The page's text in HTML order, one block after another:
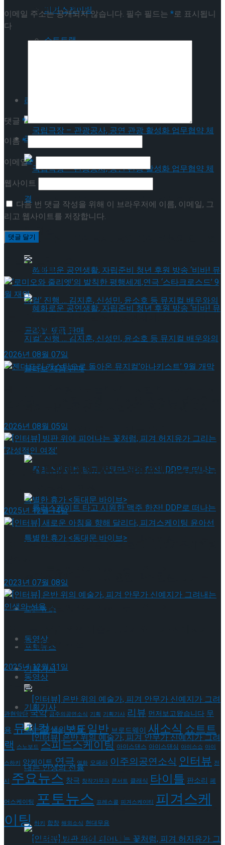
피겨스케이팅
쇼트트랙
라이프스타일
국립극장 – 관광공사, 공연 관광 활성화 업무협
약 체결
혜화로운 공연생활, 자립준비 청년 후원 방송
뮤지컬 배우와의 콜라보 제품 판매
롤러스케이트 타고 시원한 맥주 한잔! DDP로 떠
포토뉴스
동영상
기획기사
[인터뷰] 은반 위의 예술가, 피겨 안무가 신예지
가 그려내는 인생의 선율
Trending Tags
라이프스타일
국립극장 – 관광공사, 공연 관광 활성화 업무협
약 체결
‘비바! 뮤지컬’ 진행 … 김지훈, 신성민, 윤소호 등
뮤지컬 배우와의 콜라보 제품 판매
롤러스케이트 타고 시원한 맥주 한잔! DDP로 떠
나는 특별한 휴가 <동대문 바이브>
포토뉴스
동영상
기획기사
[인터뷰] 은반 위의 예술가, 피겨 안무가 신예지
가 그려내는 인생의 선율
이메일 주소는 공개되지 않습니다. 필수 필드는 *로 표시됩니
다
댓글 *
이름 *
이메일*
웹사이트
다음 번 댓글 작성을 위해 이 브라우저에 이름, 이메일, 그
리고 웹사이트를 저장합니다.
이번주 인기뉴스
로스드’ 9월 재연
2026년 08월 07일
2026년 08월 05일
[인터뷰] 빙판 위에 피어나는 꽃처럼, 피겨 허지유가
2025년 12월 14일
[인터뷰] 새로운 아침을 향해 달리다, 피겨스케이팅
2023년 07월 08일
려내는 인생의 선율
2025년 12월 31일
태그로 보기
관현악단 국악 금주의공연소식 기획 기획기사 리뷰 먼저보고왔습니다 무
용 뮤지컬 발레 보도일반 브로드웨이 새소식쇼트트
랙 스노보드 스피드스케이팅 아이스댄스 아이스댄싱 아이스쇼 아이
스하키 앙케이트연극 영화 오페라 이주의공연소식 인터뷰 전
시 주요뉴스 창극 창작가무극 콘서트 클래식 타이틀 판소리 페
어스케이팅 포토뉴스 프레스콜 피겨스케이티 피겨스케
이팅 하키 합창 해외소식 현대무용